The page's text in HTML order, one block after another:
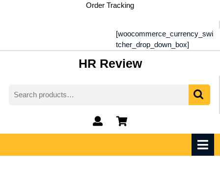
Order Tracking
[woocommerce_currency_swi
tcher_drop_down_box]
HR Review
for:
My
Account
shopping
cart